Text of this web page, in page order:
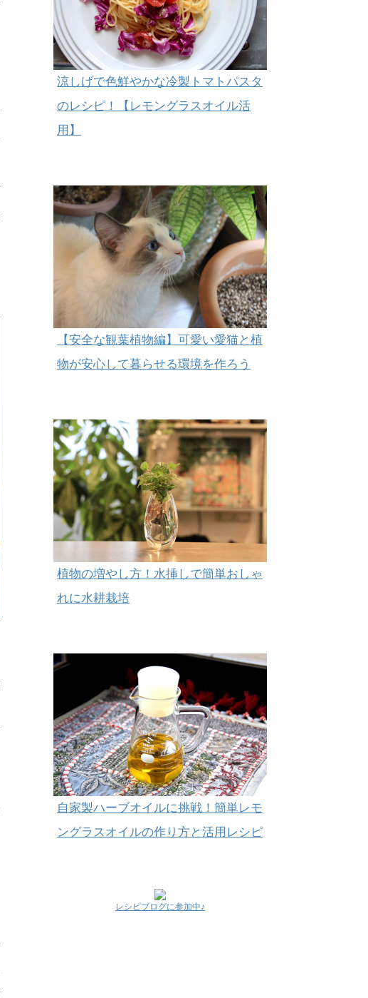
涼しげで色鮮やかな冷製トマトパスタ
のレシピ！【レモングラスオイル活
用】
【安全な観葉植物編】可愛い愛猫と植
物が安心して暮らせる環境を作ろう
植物の増やし方！水挿しで簡単おしゃ
れに水耕栽培
自家製ハーブオイルに挑戦！簡単レモ
ングラスオイルの作り方と活用レシピ
レシピブログに参加中♪